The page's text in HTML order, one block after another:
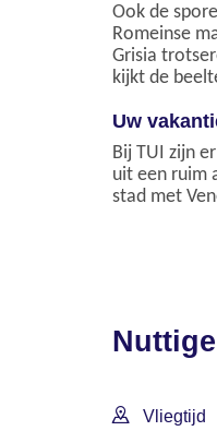
Ook de
Romeinse
Grisia
kijkt de
Uw
Bij TUI zijn
uit een ruim
stad met
Vliegtijd